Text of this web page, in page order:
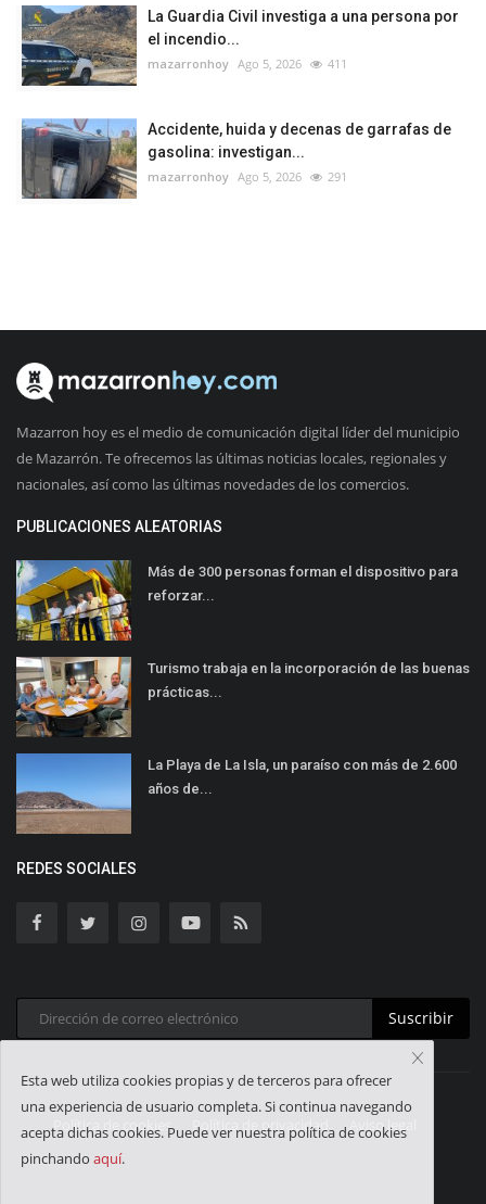
La Guardia Civil investiga a una persona por
el incendio...
mazarronhoy Ago 5, 2026 411
Accidente, huida y decenas de garrafas de
gasolina: investigan...
mazarronhoy Ago 5, 2026 291
Mazarron hoy es el medio de comunicación digital líder del municipio
de Mazarrón. Te ofrecemos las últimas noticias locales, regionales y
nacionales, así como las últimas novedades de los comercios.
PUBLICACIONES ALEATORIAS
Más de 300 personas forman el dispositivo para
reforzar...
Turismo trabaja en la incorporación de las buenas
prácticas...
La Playa de La Isla, un paraíso con más de 2.600
años de...
REDES SOCIALES
Suscribir
Política de cookies Política de privacidad Aviso legal
Esta web utiliza cookies propias y de terceros para ofrecer
una experiencia de usuario completa. Si continua navegando
acepta dichas cookies. Puede ver nuestra política de cookies
pinchando aquí.